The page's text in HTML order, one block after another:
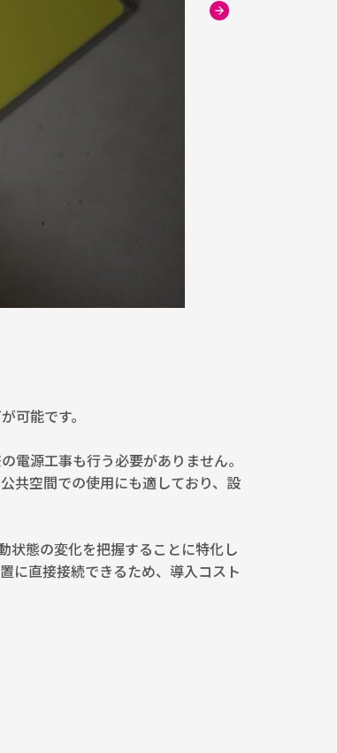
可能です。
源工事も行う必要がありません。
共空間での使用にも適しており、設
状態の変化を把握することに特化し
に直接接続できるため、導入コスト